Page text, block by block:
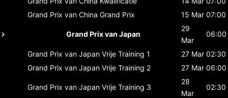
Grand Prix van China Grand Prix 15 Mar 07:00
Grand Prix van Japan
29
Mar
06:00
Grand Prix van Japan Vrije Training 1 27 Mar 02:30
Grand Prix van Japan Vrije Training 2 27 Mar 06:00
Grand Prix van Japan Vrije Training 3
28
Mar
02:30